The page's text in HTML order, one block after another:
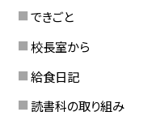
できごと
校長室から
給食日記
読書科の取り組み